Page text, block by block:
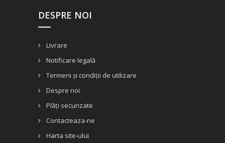
DESPRE NOI
Livrare
Notificare legală
Termeni și condiții de utilizare
Despre noi
Plăți securizate
Contacteaza-ne
Harta site-ului